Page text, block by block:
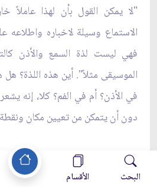
"لا يمكن القول بأن لهذا عاملاً
الاستماع وسيلة لاخباره واطلاعه
فهي ليست لذة السمع والأذن
الموسيقى مثلاً". أين هذه اللذة؟
في الأذن؟ أم في الفم؟ كلا، إنه
دون أن يتمكن من تعيين مكان
إن الأمور المادية والمعنوية كانت
الفلاسفة أن اللذة على ثلاثة أقسام:
البحث الأقسام